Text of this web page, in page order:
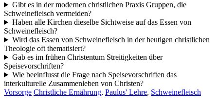
Gibt es in der modernen christlichen Praxis Gruppen, die
Schweinefleisch vermeiden?
Haben alle Kirchen dieselbe Sichtweise auf das Essen von
Schweinefleisch?
Wird das Essen von Schweinefleisch in der heutigen christlichen
Theologie oft thematisiert?
Gab es im frühen Christentum Streitigkeiten über
Speisevorschriften?
Wie beeinflusst die Frage nach Speisevorschriften das
interkulturelle Zusammenleben von Christen?
Vorsorge Christliche Ernährung, Paulus' Lehre, Schweinefleisch